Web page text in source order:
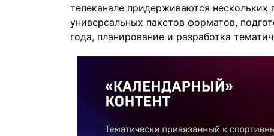
телеканале придерживаются
универсальных пакетов форматов,
года, планирование и разработка